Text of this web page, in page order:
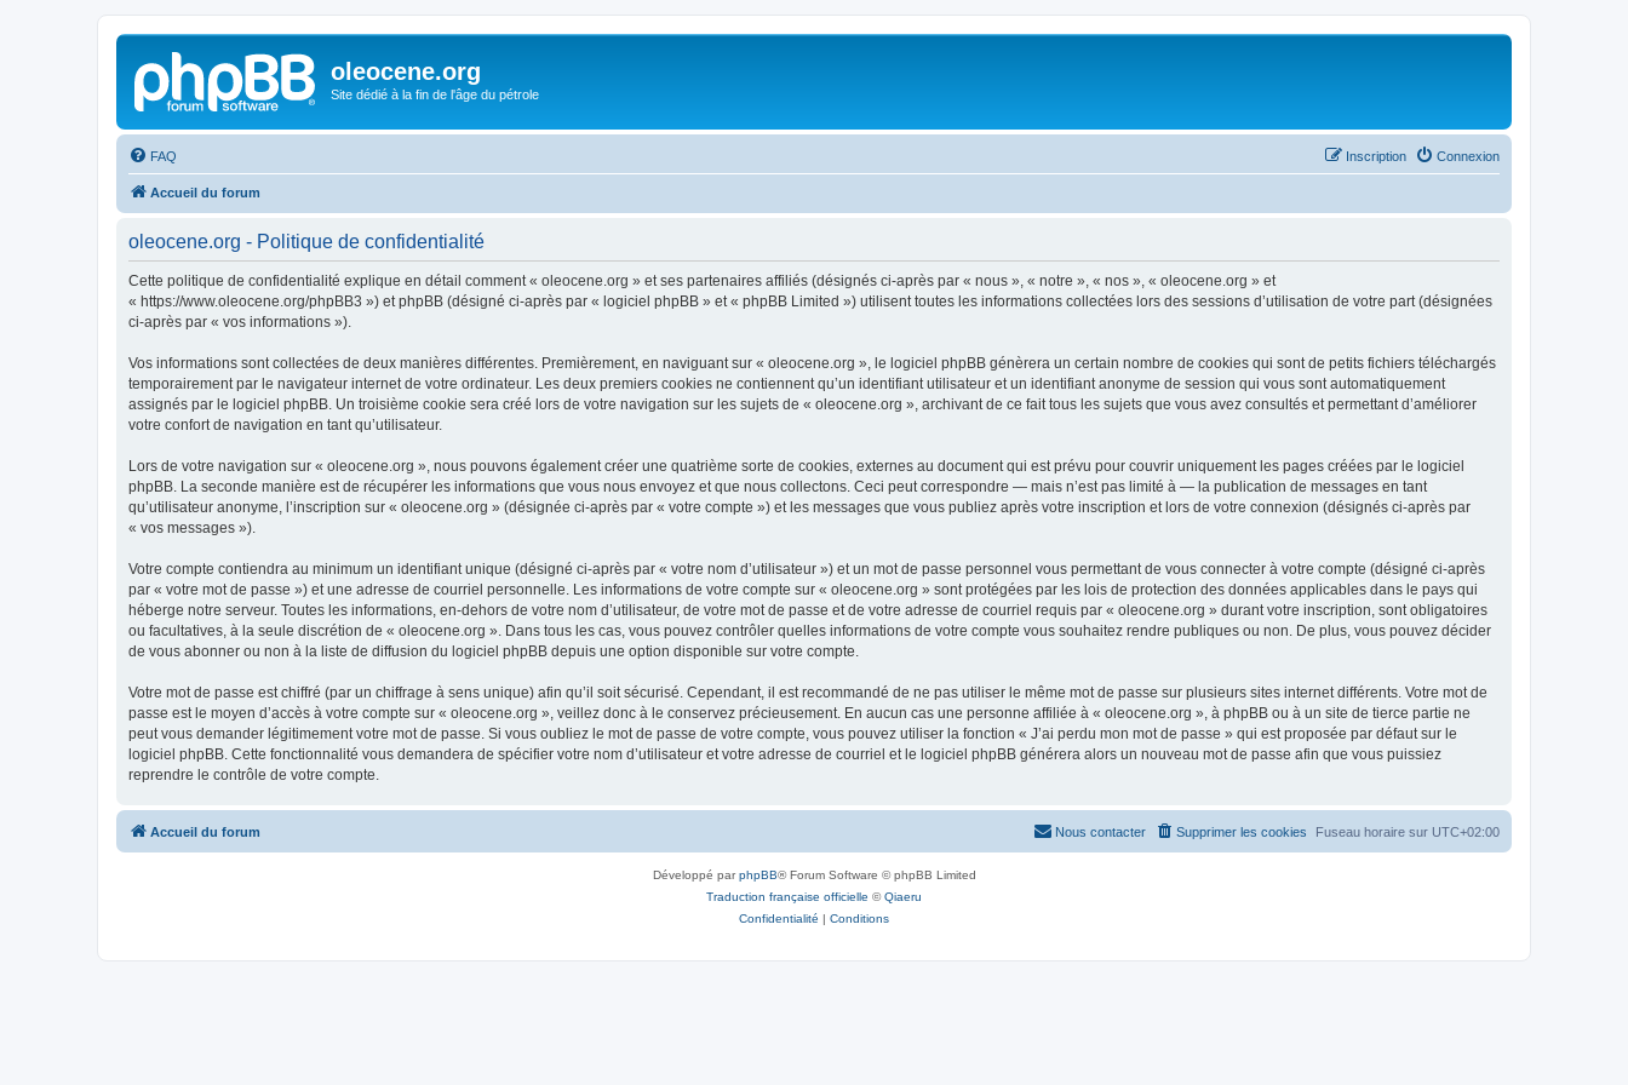
oleocene.org
Site dédié à la fin de l'âge du pétrole
FAQ Connexion
Inscription
Accueil du forum
oleocene.org - Politique de confidentialité
Cette politique de confidentialité explique en détail comment « oleocene.org » et ses partenaires affiliés (désignés ci-après par « nous », « notre », « nos », « oleocene.org » et
« https://www.oleocene.org/phpBB3 ») et phpBB (désigné ci-après par « logiciel phpBB » et « phpBB Limited ») utilisent toutes les informations collectées lors des sessions d’utilisation de votre part (désignées
ci-après par « vos informations »).
Vos informations sont collectées de deux manières différentes. Premièrement, en naviguant sur « oleocene.org », le logiciel phpBB génèrera un certain nombre de cookies qui sont de petits fichiers téléchargés
temporairement par le navigateur internet de votre ordinateur. Les deux premiers cookies ne contiennent qu’un identifiant utilisateur et un identifiant anonyme de session qui vous sont automatiquement
assignés par le logiciel phpBB. Un troisième cookie sera créé lors de votre navigation sur les sujets de « oleocene.org », archivant de ce fait tous les sujets que vous avez consultés et permettant d’améliorer
votre confort de navigation en tant qu’utilisateur.
Lors de votre navigation sur « oleocene.org », nous pouvons également créer une quatrième sorte de cookies, externes au document qui est prévu pour couvrir uniquement les pages créées par le logiciel
phpBB. La seconde manière est de récupérer les informations que vous nous envoyez et que nous collectons. Ceci peut correspondre — mais n’est pas limité à — la publication de messages en tant
qu’utilisateur anonyme, l’inscription sur « oleocene.org » (désignée ci-après par « votre compte ») et les messages que vous publiez après votre inscription et lors de votre connexion (désignés ci-après par
« vos messages »).
Votre compte contiendra au minimum un identifiant unique (désigné ci-après par « votre nom d’utilisateur ») et un mot de passe personnel vous permettant de vous connecter à votre compte (désigné ci-après
par « votre mot de passe ») et une adresse de courriel personnelle. Les informations de votre compte sur « oleocene.org » sont protégées par les lois de protection des données applicables dans le pays qui
héberge notre serveur. Toutes les informations, en-dehors de votre nom d’utilisateur, de votre mot de passe et de votre adresse de courriel requis par « oleocene.org » durant votre inscription, sont obligatoires
ou facultatives, à la seule discrétion de « oleocene.org ». Dans tous les cas, vous pouvez contrôler quelles informations de votre compte vous souhaitez rendre publiques ou non. De plus, vous pouvez décider
de vous abonner ou non à la liste de diffusion du logiciel phpBB depuis une option disponible sur votre compte.
Votre mot de passe est chiffré (par un chiffrage à sens unique) afin qu’il soit sécurisé. Cependant, il est recommandé de ne pas utiliser le même mot de passe sur plusieurs sites internet différents. Votre mot de
passe est le moyen d’accès à votre compte sur « oleocene.org », veillez donc à le conservez précieusement. En aucun cas une personne affiliée à « oleocene.org », à phpBB ou à un site de tierce partie ne
peut vous demander légitimement votre mot de passe. Si vous oubliez le mot de passe de votre compte, vous pouvez utiliser la fonction « J’ai perdu mon mot de passe » qui est proposée par défaut sur le
logiciel phpBB. Cette fonctionnalité vous demandera de spécifier votre nom d’utilisateur et votre adresse de courriel et le logiciel phpBB générera alors un nouveau mot de passe afin que vous puissiez
reprendre le contrôle de votre compte.
Accueil du forum Fuseau horaire sur UTC+02:00
Supprimer les cookies
Nous contacter
Développé parphpBB® Forum Software © phpBB Limited
Traduction française officielle ©Qiaeru
Confidentialité | Conditions